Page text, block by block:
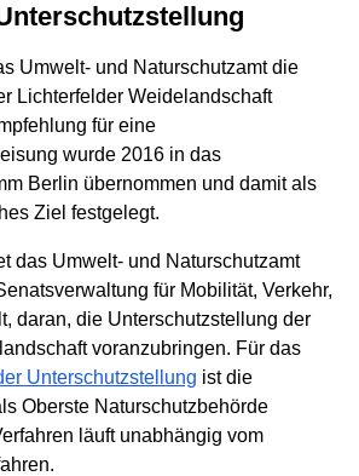
Umwelt- und Naturschutzamt die
Lichterfelder Weidelandschaft
für eine
wurde 2016 in das
Berlin übernommen und damit als
Ziel festgelegt.
das Umwelt- und Naturschutzamt
für Mobilität, Verkehr,
daran, die Unterschutzstellung der
voranzubringen. Für das
Unterschutzstellung ist die
Oberste Naturschutzbehörde
läuft unabhängig vom